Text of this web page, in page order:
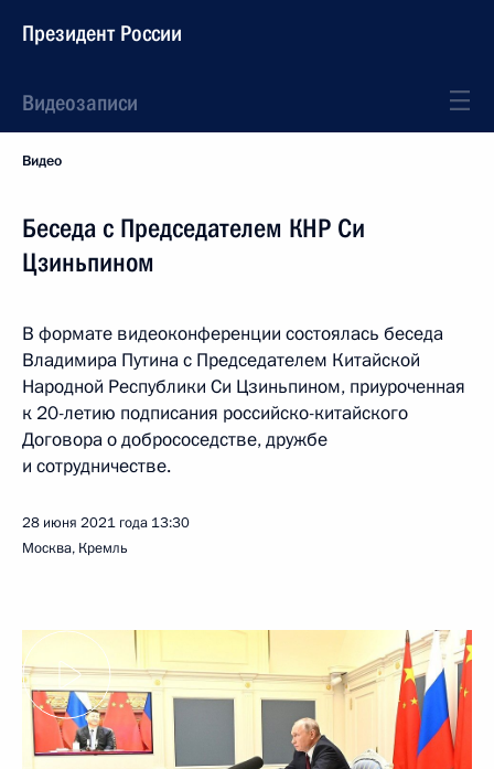
Президент России
Видеозаписи
Видео
Беседа с Председателем КНР Си
Цзиньпином
В формате видеоконференции состоялась беседа
Владимира Путина с Председателем Китайской
Народной Республики Си Цзиньпином, приуроченная
к 20-летию подписания российско-китайского
Договора о добрососедстве, дружбе
и сотрудничестве.
28 июня 2021 года 13:30
Москва, Кремль